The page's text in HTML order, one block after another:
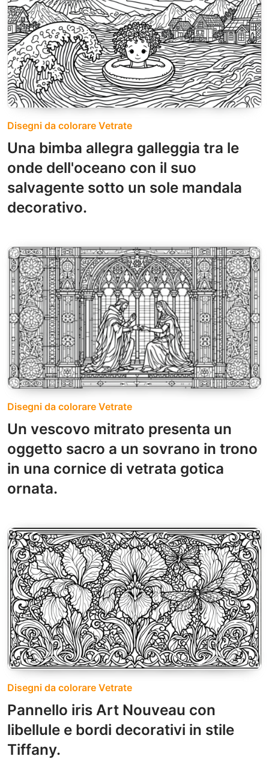
Disegni da colorare Vetrate
Una bimba allegra galleggia tra le
onde dell'oceano con il suo
salvagente sotto un sole mandala
decorativo.
Disegni da colorare Vetrate
Un vescovo mitrato presenta un
oggetto sacro a un sovrano in trono
in una cornice di vetrata gotica
ornata.
Disegni da colorare Vetrate
Pannello iris Art Nouveau con
libellule e bordi decorativi in stile
Tiffany.